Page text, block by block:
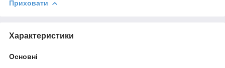
Приховати
Характеристики
Основні